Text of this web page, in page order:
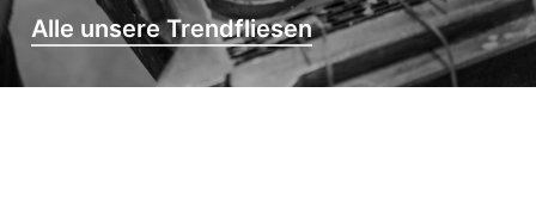
Alle unsere Trendfliesen